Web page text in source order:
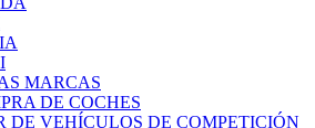
MARCAS
DE COCHES
DE VEHÍCULOS DE COMPETICIÓN